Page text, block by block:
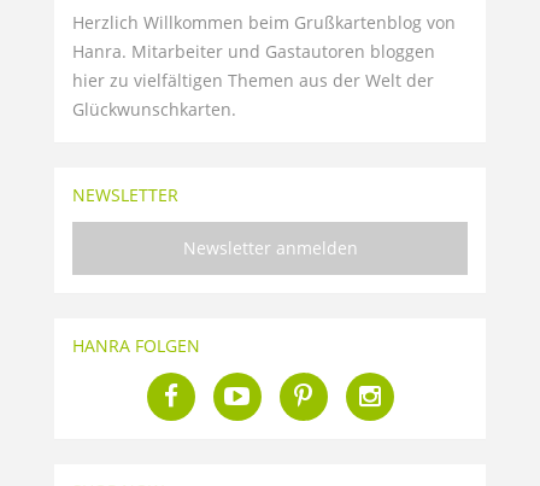
Herzlich Willkommen beim Grußkartenblog von
Hanra. Mitarbeiter und Gastautoren bloggen
hier zu vielfältigen Themen aus der Welt der
Glückwunschkarten.
NEWSLETTER
Newsletter anmelden
HANRA FOLGEN